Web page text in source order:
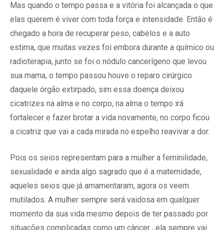
Mas quando o tempo passa e a vitória foi alcançada o que
elas querem é viver com toda força e intensidade. Então é
chegado a hora de recuperar peso, cabelos e a auto
estima, que muitas vezes foi embora durante a químico ou
radioterapia, junto se foi o nódulo cancerígeno que levou
sua mama, o tempo passou houve o reparo cirúrgico
daquele órgão extirpado, sim essa doença deixou
cicatrizes na alma e no corpo, na alma o tempo irá
fortalecer e fazer brotar a vida novamente, no corpo ficou
a cicatriz que vai a cada mirada no espelho reavivar a dor.
Pois os seios representam para a mulher a feminilidade,
sexualidade e ainda algo sagrado que é a maternidade,
aqueles seios que já amamentaram, agora os veem
mutilados. A mulher sempre será vaidosa em qualquer
momento da sua vida mesmo depois de ter passado por
situações complicadas como um câncer , ela sempre vai